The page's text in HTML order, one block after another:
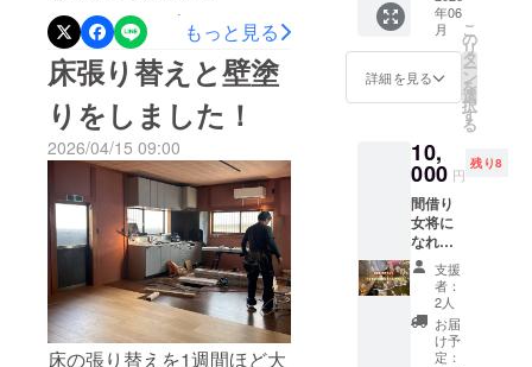
となりました。細い山道
を、重い冷蔵庫や洗濯機を
運んでくれた男性陣の皆さ
ん、お声掛けしてくれたし
ぶきさん含め皆様、本当に
ありがとうございます！丁
寧に扱われていた品々を引
き継がせていただき、大変
感謝しております。新たな
始まりや、終わりを繰り返
し、巡りながら私たちも循
指しながら、ハウスの中で
ゆったりできるスペースも
ちょっと用意しようと思い
ます。土に触れると安心す
る、と良く言われますが、
久しぶりに畑の土に触れる
ことができて、一気に幸せ
な気持ちになりました！い
つか畑ができたらいいな、
が急に叶えられました！愛
しい植物を愛でながら、お
明治40年頃、紀州(和歌山)の
炭焼技術が伝わり、土佐備
長炭の生産が本格化しまし
た。そこから吉良川は備長
炭の積み出し港商売人の街
廻船問屋の街として、急速
に発展したそうです。土佐
備長炭の特徴は、全国的に
も評価が高く火力が強い長
時間燃える煙が少ない灰が
飛びにくい食材を美味しく
す！！！おかげさまで
1,000,000円達成することが
できました！！！次はネク
ストゴールに向けて準備を
しております。引き続きラ
ストスパートどうぞよろし
くお願いします！！！応援
メッセージは、錆と煤コト
ブキ店のInstagramに投稿し
ております。よかったら見
てみてください！！！合わ
もっと見る
床張り替えと壁塗
りをしました！
2026/04/15 09:00
床の張り替えを1週間ほど大
改装し
てき
て、3店
舗目に
なりま
す。 皆
お手伝
いして
もらい
なが
ら、素
人なが
らにい
ろいろ
経験し
たこ
と。 そ
して人
年06
月
詳細を見る
こ
の
リ
タ
ー
ン
を
選
択
す
る
10,
000 円
残り8
間借り
女将に
なれる
プラ
ン！ 満
寿店の
夜、営
業に1日
女将と
支援
者：
2人
お届
け予
定：